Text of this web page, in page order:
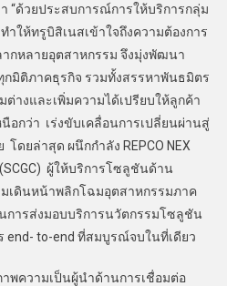
“ด้วยประสบการณ์การให้บริการกลุ่ม
ให้ทรูบิสิเนสเข้าใจถึงความต้องการ
กหลายอุตสาหกรรม จึงมุ่งพัฒนา
มิติภาคธุรกิจ รวมทั้งสรรหาพันธมิตร
างและเพิ่มความได้เปรียบให้ลูกค้า
อกว่า เร่งขับเคลื่อนการเปลี่ยนผ่านสู่
ดยล่าสุด ผนึกกำลัง REPCO NEX
ผู้ให้บริการโซลูชันด้าน
เดินหน้าพลิกโฉมอุตสาหกรรมภาค
การส่งมอบบริการนวัตกรรมโซลูชัน
end- to-end ที่สมบูรณ์จบในที่เดียว
วามเป็นผู้นำด้านการเชื่อมต่อ